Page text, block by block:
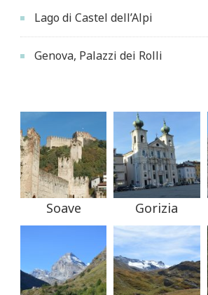
Lago di Castel dell’Alpi
Genova, Palazzi dei Rolli
Soave Gorizia